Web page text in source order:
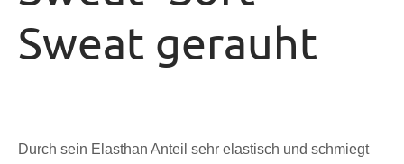
Sweat gerauht
Durch sein Elasthan Anteil sehr elastisch und schmiegt